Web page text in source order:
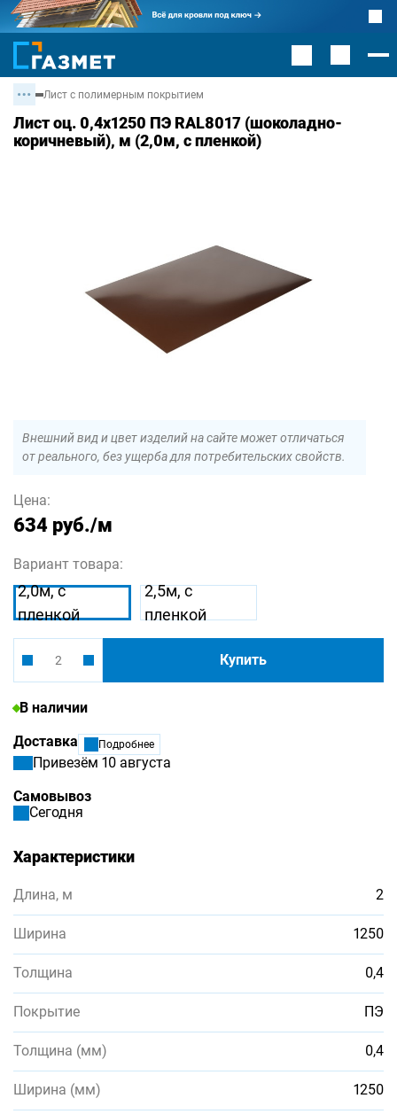
Лист с полимерным покрытием
Лист оц. 0,4х1250 ПЭ RAL8017 (шоколадно-
коричневый), м (2,0м, с пленкой)
Внешний вид и цвет изделий на сайте может отличаться
от реального, без ущерба для потребительских свойств.
Вариант товара:
2,0м, с
пленкой
2,5м, с
пленкой
Цена:
634 руб./м
Купить
В наличии
Доставка
Подробнее
Привезём 10 августа
Самовывоз
Сегодня
Характеристики
Длина, м 2
Ширина 1250
Толщина 0,4
Покрытие ПЭ
Толщина (мм) 0,4
Ширина (мм) 1250